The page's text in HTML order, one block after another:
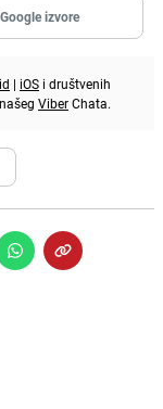
izvore
| iOS i društvenih
ViberChata.